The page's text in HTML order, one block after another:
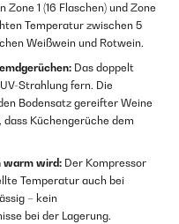
1 (16 Flaschen) und Zone
Temperatur zwischen 5
Weißwein und Rotwein.
Das doppelt
Strahlung fern. Die
Bodensatz gereifter Weine
Küchengerüche dem
warm wird: Der Kompressor
Temperatur auch bei
– kein
bei der Lagerung.